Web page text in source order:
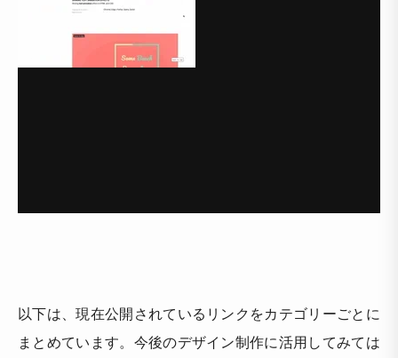
以下は、現在公開されているリンクをカテゴリーごとに
まとめています。今後のデザイン制作に活用してみては